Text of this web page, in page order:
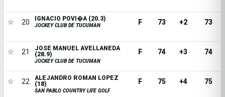
☆ 20 IGNACIO POVI�A (20.3)
JOCKEY CLUB DE TUCUMAN F 73 +2 73
☆ 21
JOSE MANUEL AVELLANEDA
(28.9)
JOCKEY CLUB DE TUCUMAN
F 74 +3 74
☆ 22
ALEJANDRO ROMAN LOPEZ
(18)
SAN PABLO COUNTRY LIFE GOLF
F 75 +4 75